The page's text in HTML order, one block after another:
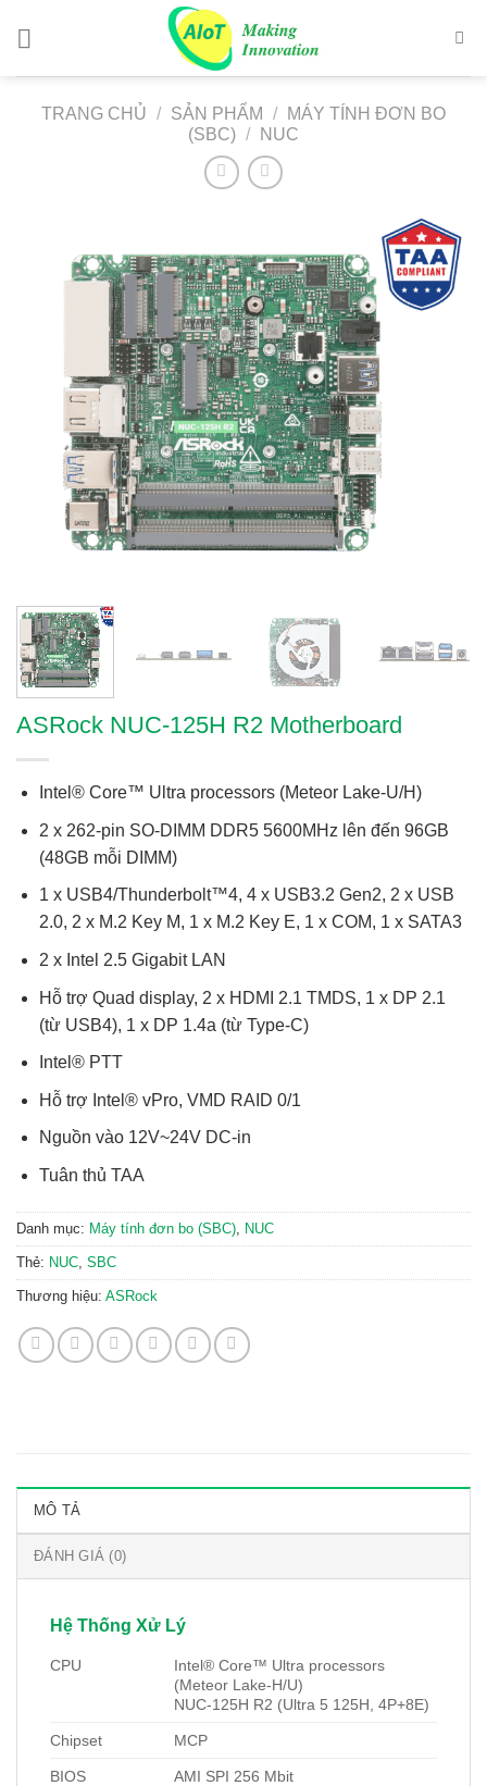
TRANG CHỦ
/ SẢN PHẨM /
MÁY TÍNH ĐƠN BO
(SBC) / NUC
ASRock NUC-125H R2 Motherboard
Intel® Core™ Ultra processors (Meteor Lake-U/H)
2 x 262-pin SO-DIMM DDR5 5600MHz lên đến 96GB
(48GB mỗi DIMM)
1 x USB4/Thunderbolt™4, 4 x USB3.2 Gen2, 2 x USB
2.0, 2 x M.2 Key M, 1 x M.2 Key E, 1 x COM, 1 x SATA3
2 x Intel 2.5 Gigabit LAN
Hỗ trợ Quad display, 2 x HDMI 2.1 TMDS, 1 x DP 2.1
(từ USB4), 1 x DP 1.4a (từ Type-C)
Intel® PTT
Hỗ trợ Intel® vPro, VMD RAID 0/1
Nguồn vào 12V~24V DC-in
Tuân thủ TAA
Danh mục: Máy tính đơn bo (SBC) NUC
Thẻ: NUC SBC
Thương hiệu: ASRock
MÔ TẢ
ĐÁNH GIÁ (0)
Hệ Thống Xử Lý
CPU
Intel® Core™ Ultra processors
(Meteor Lake-H/U)
NUC-125H R2 (Ultra 5 125H, 4P+8E)
Chipset MCP
BIOS AMI SPI 256 Mbit